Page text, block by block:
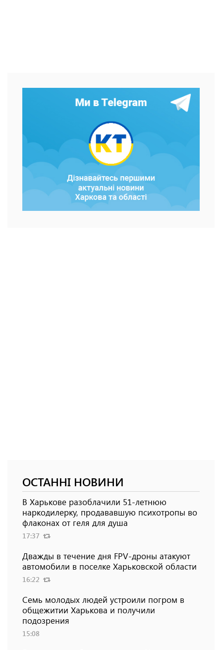
ОСТАННІ НОВИНИ
В Харькове разоблачили 51-летнюю
наркодилерку, продававшую психотропы во
флаконах от геля для душа
17:37
Дважды в течение дня FPV-дроны атакуют
автомобили в поселке Харьковской области
16:22
Семь молодых людей устроили погром в
общежитии Харькова и получили
подозрения
15:08